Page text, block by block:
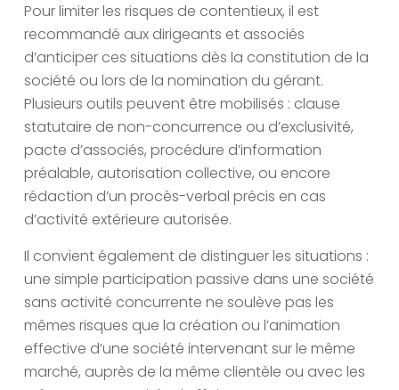
Pour limiter les risques de contentieux, il est
recommandé aux dirigeants et associés
d’anticiper ces situations dès la constitution de la
société ou lors de la nomination du gérant.
Plusieurs outils peuvent être mobilisés : clause
statutaire de non-concurrence ou d’exclusivité,
pacte d’associés, procédure d’information
préalable, autorisation collective, ou encore
rédaction d’un procès-verbal précis en cas
d’activité extérieure autorisée.
Il convient également de distinguer les situations :
une simple participation passive dans une société
sans activité concurrente ne soulève pas les
mêmes risques que la création ou l’animation
effective d’une société intervenant sur le même
marché, auprès de la même clientèle ou avec les